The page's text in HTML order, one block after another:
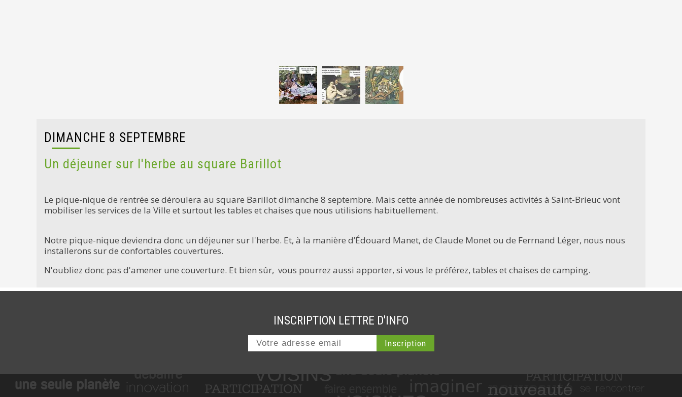
DIMANCHE 8 SEPTEMBRE
Un déjeuner sur l'herbe au square Barillot
Le pique-nique de rentrée se déroulera au square Barillot dimanche 8 septembre. Mais cette année de nombreuses activités à Saint-Brieuc vont
mobiliser les services de la Ville et surtout les tables et chaises que nous utilisions habituellement.
Notre pique-nique deviendra donc un déjeuner sur l'herbe. Et, à la manière d’Édouard Manet, de Claude Monet ou de Ferrnand Léger, nous nous
installerons sur de confortables couvertures.
N'oubliez donc pas d'amener une couverture. Et bien sûr, vous pourrez aussi apporter, si vous le préférez, tables et chaises de camping.
INSCRIPTION LETTRE D'INFO